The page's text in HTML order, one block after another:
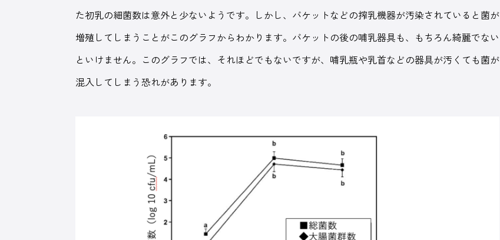
た初乳の細菌数は意外と少ないようです。しかし、バケットなどの搾乳機器が汚染されていると菌が
増殖してしまうことがこのグラフからわかります。バケットの後の哺乳器具も、もちろん綺麗でない
といけません。このグラフでは、それほどでもないですが、哺乳瓶や乳首などの器具が汚くても菌が
混入してしまう恐れがあります。